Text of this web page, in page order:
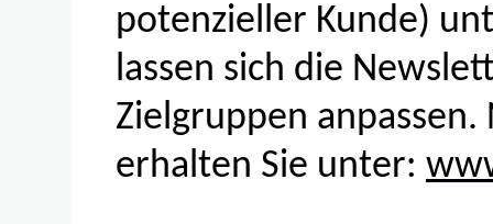
potenzieller Kunde)
lassen sich die
Zielgruppen
erhalten Sie unter: